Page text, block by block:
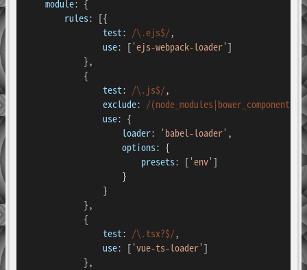
module: {
rules: [{
test: /\.ejs$/,
use: ['ejs-webpack-loader']
            },
            {
test: /\.js$/,
exclude: /(node_modules|bower_components)/
use: {
loader: 'babel-loader' ,
options: {
presets: ['env']
                    }
                }
            },
            {
test: /\.tsx?$/,
use: ['vue-ts-loader']
            },